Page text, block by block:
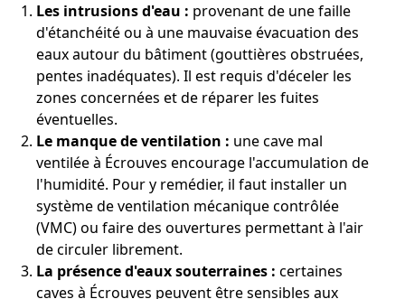
Les intrusions d'eau : provenant de une faille
d'étanchéité ou à une mauvaise évacuation des
eaux autour du bâtiment (gouttières obstruées,
pentes inadéquates). Il est requis d'déceler les
zones concernées et de réparer les fuites
éventuelles.
Le manque de ventilation : une cave mal
ventilée à Écrouves encourage l'accumulation de
l'humidité. Pour y remédier, il faut installer un
système de ventilation mécanique contrôlée
(VMC) ou faire des ouvertures permettant à l'air
de circuler librement.
La présence d'eaux souterraines : certaines
caves à Écrouves peuvent être sensibles aux